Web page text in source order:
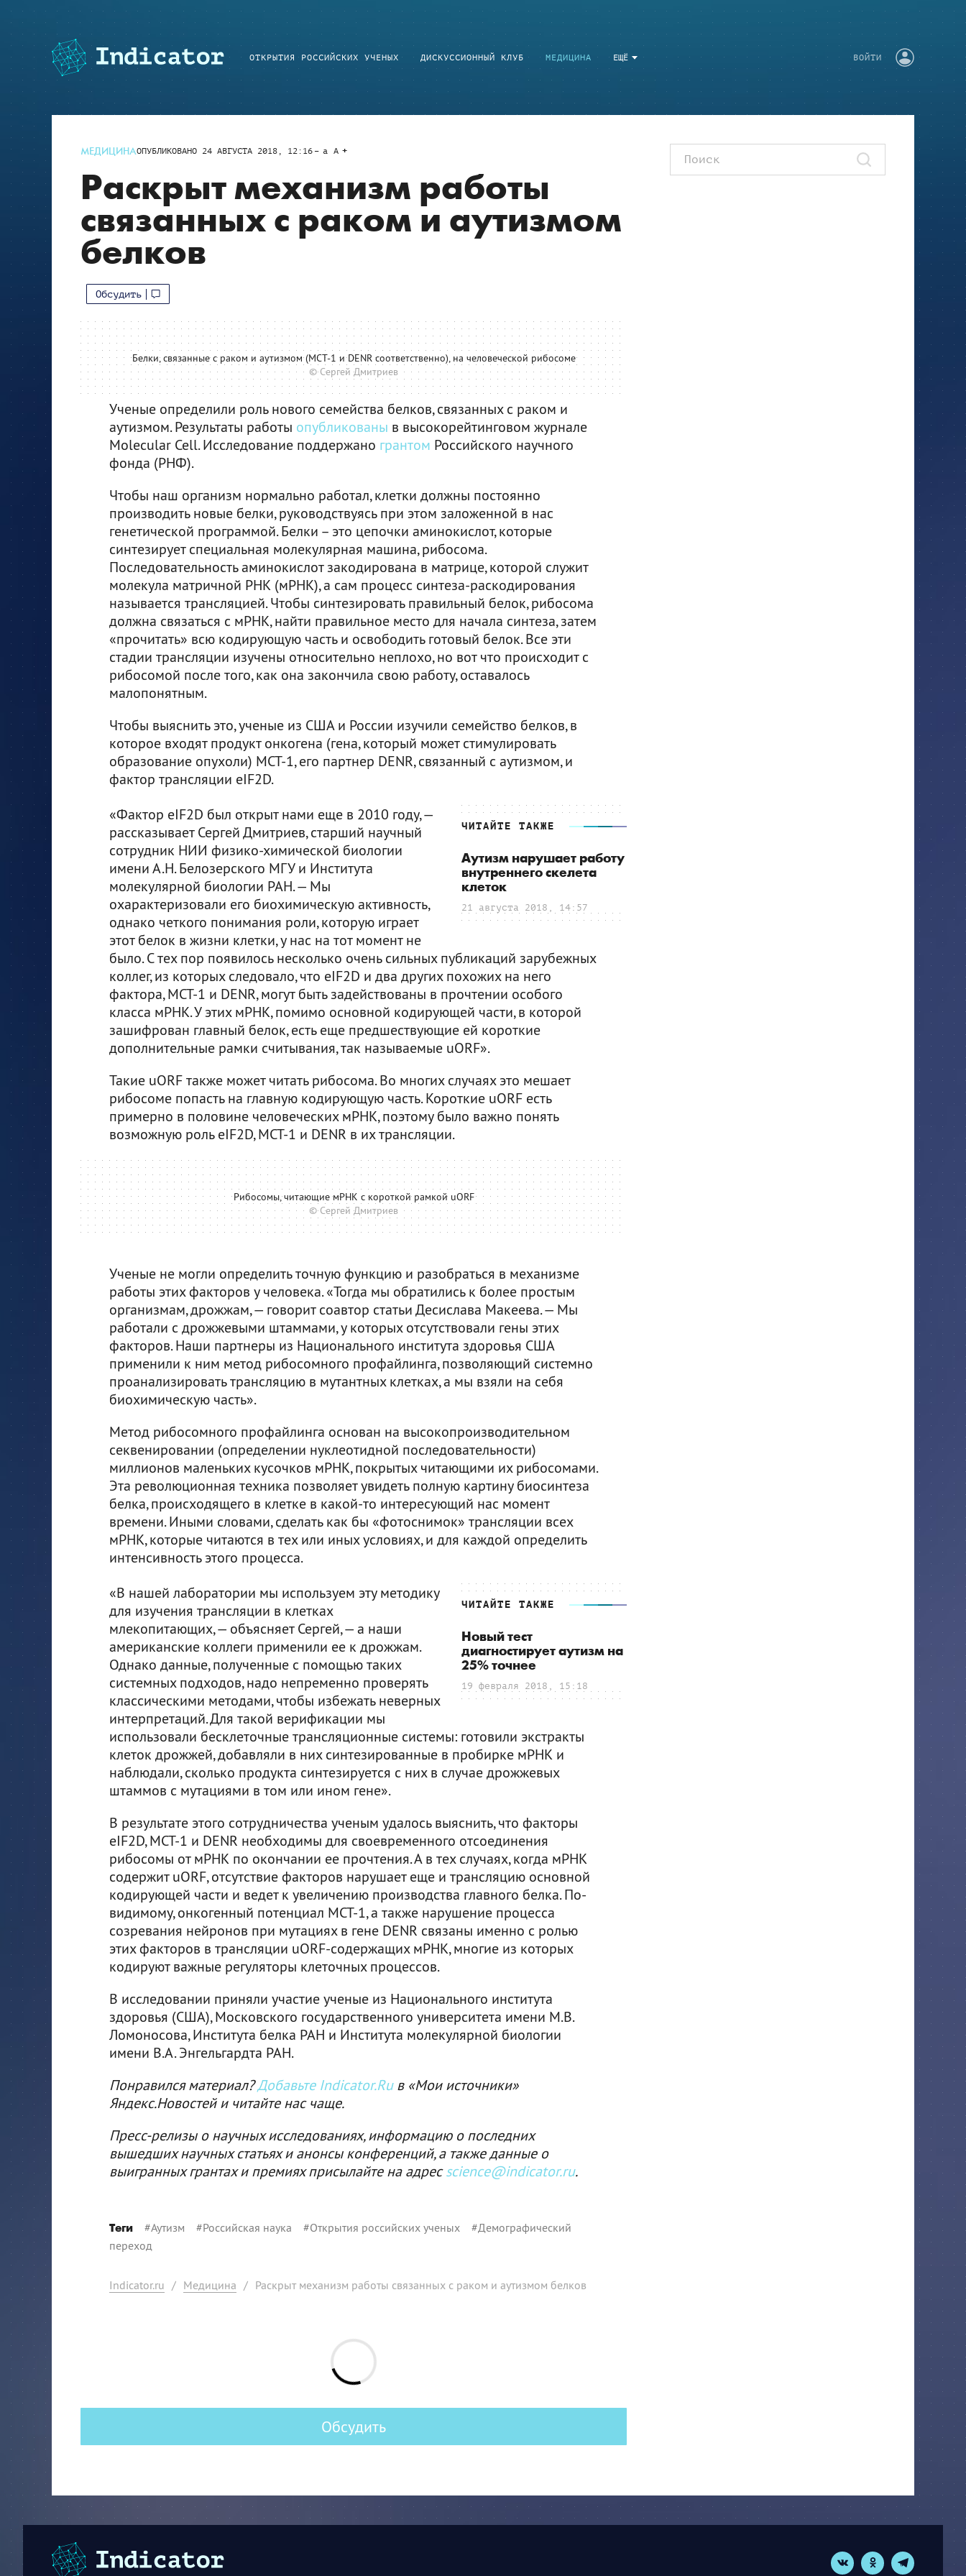
ЕЩЁ
ОТКРЫТИЯ РОССИЙСКИХ УЧЕНЫХ ДИСКУССИОННЫЙ КЛУБ МЕДИЦИНА ВОЙТИ
МЕДИЦИНАОПУБЛИКОВАНО 24 АВГУСТА 2018, 12:16 a A
Раскрыт механизм работы
связанных с раком и аутизмом
белков
Обсудить
Белки, связанные с раком и аутизмом (MCT-1 и DENR соответственно), на человеческой рибосоме
© Сергей Дмитриев
Ученые определили роль нового семейства белков, связанных с раком и
аутизмом. Результаты работы опубликованы в высокорейтинговом журнале
Molecular Cell. Исследование поддержано грантом Российского научного
фонда (РНФ).
Чтобы наш организм нормально работал, клетки должны постоянно
производить новые белки, руководствуясь при этом заложенной в нас
генетической программой. Белки – это цепочки аминокислот, которые
синтезирует специальная молекулярная машина, рибосома.
Последовательность аминокислот закодирована в матрице, которой служит
молекула матричной РНК (мРНК), а сам процесс синтеза-раскодирования
называется трансляцией. Чтобы синтезировать правильный белок, рибосома
должна связаться с мРНК, найти правильное место для начала синтеза, затем
«прочитать» всю кодирующую часть и освободить готовый белок. Все эти
стадии трансляции изучены относительно неплохо, но вот что происходит с
рибосомой после того, как она закончила свою работу, оставалось
малопонятным.
Чтобы выяснить это, ученые из США и России изучили семейство белков, в
которое входят продукт онкогена (гена, который может стимулировать
образование опухоли) MCT-1, его партнер DENR, связанный с аутизмом, и
фактор трансляции eIF2D.
ЧИТАЙТЕ ТАКЖЕ
Аутизм нарушает работу
внутреннего скелета
клеток
21 августа 2018, 14:57
«Фактор eIF2D был открыт нами еще в 2010 году, —
рассказывает Сергей Дмитриев, старший научный
сотрудник НИИ физико-химической биологии
имени А.Н. Белозерского МГУ и Института
молекулярной биологии РАН. — Мы
охарактеризовали его биохимическую активность,
однако четкого понимания роли, которую играет
этот белок в жизни клетки, у нас на тот момент не
было. С тех пор появилось несколько очень сильных публикаций зарубежных
коллег, из которых следовало, что eIF2D и два других похожих на него
фактора, MCT-1 и DENR, могут быть задействованы в прочтении особого
класса мРНК. У этих мРНК, помимо основной кодирующей части, в которой
зашифрован главный белок, есть еще предшествующие ей короткие
дополнительные рамки считывания, так называемые uORF».
Такие uORF также может читать рибосома. Во многих случаях это мешает
рибосоме попасть на главную кодирующую часть. Короткие uORF есть
примерно в половине человеческих мРНК, поэтому было важно понять
возможную роль eIF2D, MCT-1 и DENR в их трансляции.
Рибосомы, читающие мРНК с короткой рамкой uORF
© Сергей Дмитриев
Ученые не могли определить точную функцию и разобраться в механизме
работы этих факторов у человека. «Тогда мы обратились к более простым
организмам, дрожжам, — говорит соавтор статьи Десислава Макеева. — Мы
работали с дрожжевыми штаммами, у которых отсутствовали гены этих
факторов. Наши партнеры из Национального института здоровья США
применили к ним метод рибосомного профайлинга, позволяющий системно
проанализировать трансляцию в мутантных клетках, а мы взяли на себя
биохимическую часть».
Метод рибосомного профайлинга основан на высокопроизводительном
секвенировании (определении нуклеотидной последовательности)
миллионов маленьких кусочков мРНК, покрытых читающими их рибосомами.
Эта революционная техника позволяет увидеть полную картину биосинтеза
белка, происходящего в клетке в какой-то интересующий нас момент
времени. Иными словами, сделать как бы «фотоснимок» трансляции всех
мРНК, которые читаются в тех или иных условиях, и для каждой определить
интенсивность этого процесса.
ЧИТАЙТЕ ТАКЖЕ
Новый тест
диагностирует аутизм на
25% точнее
19 февраля 2018, 15:18
«В нашей лаборатории мы используем эту методику
для изучения трансляции в клетках
млекопитающих, — объясняет Сергей, — а наши
американские коллеги применили ее к дрожжам.
Однако данные, полученные с помощью таких
системных подходов, надо непременно проверять
классическими методами, чтобы избежать неверных
интерпретаций. Для такой верификации мы
использовали бесклеточные трансляционные системы: готовили экстракты
клеток дрожжей, добавляли в них синтезированные в пробирке мРНК и
наблюдали, сколько продукта синтезируется с них в случае дрожжевых
штаммов с мутациями в том или ином гене».
В результате этого сотрудничества ученым удалось выяснить, что факторы
eIF2D, MCT-1 и DENR необходимы для своевременного отсоединения
рибосомы от мРНК по окончании ее прочтения. А в тех случаях, когда мРНК
содержит uORF, отсутствие факторов нарушает еще и трансляцию основной
кодирующей части и ведет к увеличению производства главного белка. По-
видимому, онкогенный потенциал MCT-1, а также нарушение процесса
созревания нейронов при мутациях в гене DENR связаны именно с ролью
этих факторов в трансляции uORF-содержащих мРНК, многие из которых
кодируют важные регуляторы клеточных процессов.
В исследовании приняли участие ученые из Национального института
здоровья (США), Московского государственного университета имени М.В.
Ломоносова, Института белка РАН и Института молекулярной биологии
имени В.А. Энгельгардта РАН.
Понравился материал?Добавьте Indicator.Ruв «Мои источники»
Яндекс.Новостей и читайте нас чаще.
Пресс-релизы о научных исследованиях, информацию о последних
вышедших научных статьях и анонсы конференций, а также данные о
выигранных грантах и премиях присылайте на адресscience@indicator.ru.
Теги #Аутизм #Российская наука #Открытия российских ученых #Демографический
переход
Indicator.ru / Медицина / Раскрыт механизм работы связанных с раком и аутизмом белков
Обсудить